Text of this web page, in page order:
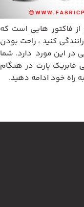
فاکتور هایی است که
کنید ، راحت بودن
در این مورد دارد. شما
فابریک پارت در هنگام
راه خود ادامه دهید.